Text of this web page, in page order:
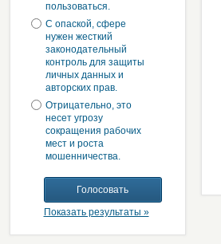
пользоваться.
С опаской, сфере
нужен жесткий
законодательный
контроль для защиты
личных данных и
авторских прав.
Отрицательно, это
несет угрозу
сокращения рабочих
мест и роста
мошенничества.
Показать результаты »